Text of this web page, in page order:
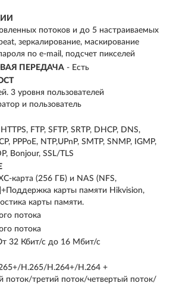
потоков и до 5 настраиваемых
зеркалирование, маскирование
по e-mail, подсчет пикселей
ПЕРЕДАЧА - Есть
3 уровня пользователей
и пользователь
FTP, SFTP, SRTP, DHCP, DNS,
PPPoE, NTP,UPnP, SMTP, SNMP, IGMP,
Bonjour, SSL/TLS
карта (256 ГБ) и NAS (NFS,
карты памяти Hikvision,
карты памяти.
потока
потока
32 Кбит/с до 16 Мбит/с
H.265/H.264+/H.264 +
поток/третий поток/четвертый поток/